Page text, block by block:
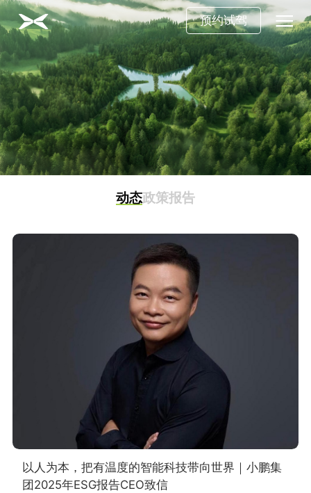
预约试驾
动态政策报告
以人为本，把有温度的智能科技带向世界｜小鹏集
团2025年ESG报告CEO致信